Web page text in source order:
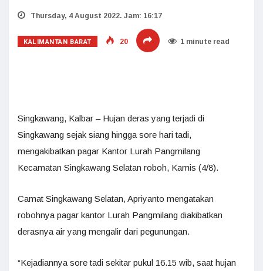
Thursday, 4 August 2022. Jam: 16:17
KALIMANTAN BARAT 20 1 minute read
Singkawang, Kalbar – Hujan deras yang terjadi di
Singkawang sejak siang hingga sore hari tadi,
mengakibatkan pagar Kantor Lurah Pangmilang
Kecamatan Singkawang Selatan roboh, Kamis (4/8).
Camat Singkawang Selatan, Apriyanto mengatakan
robohnya pagar kantor Lurah Pangmilang diakibatkan
derasnya air yang mengalir dari pegunungan.
“Kejadiannya sore tadi sekitar pukul 16.15 wib, saat hujan